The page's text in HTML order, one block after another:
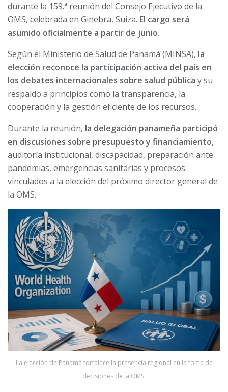
durante la 159.ª reunión del Consejo Ejecutivo de la
OMS, celebrada en Ginebra, Suiza. El cargo será
asumido oficialmente a partir de junio.
Según el Ministerio de Salud de Panamá (MINSA), la
elección reconoce la participación activa del país en
los debates internacionales sobre salud pública y su
respaldo a principios como la transparencia, la
cooperación y la gestión eficiente de los recursos.
Durante la reunión, la delegación panameña participó
en discusiones sobre presupuesto y financiamiento,
auditoría institucional, discapacidad, preparación ante
pandemias, emergencias sanitarias y procesos
vinculados a la elección del próximo director general de
la OMS.
La elección de Panamá fortalece la presencia regional en la toma de
decisiones de la OMS.